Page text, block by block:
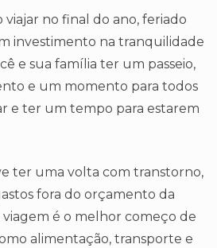
no final do ano, feriado
investimento na tranquilidade
e sua família ter um passeio,
e um momento para todos
e ter um tempo para estarem
ter uma volta com transtorno,
fora do orçamento da
é o melhor começo de
alimentação, transporte e